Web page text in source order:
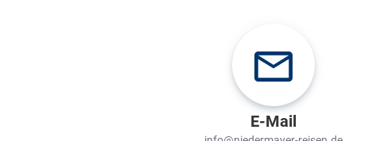
E-Mail